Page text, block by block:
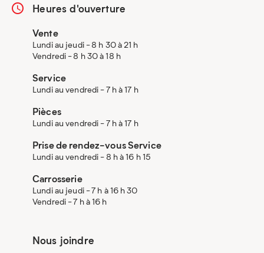
Heures d'ouverture
Vente
Lundi au jeudi - 8 h 30 à 21 h
Vendredi - 8 h 30 à 18 h
Service
Lundi au vendredi - 7 h à 17 h
Pièces
Lundi au vendredi - 7 h à 17 h
Prise de rendez-vous Service
Lundi au vendredi - 8 h à 16 h 15
Carrosserie
Lundi au jeudi - 7 h à 16 h 30
Vendredi - 7 h à 16 h
Nous joindre